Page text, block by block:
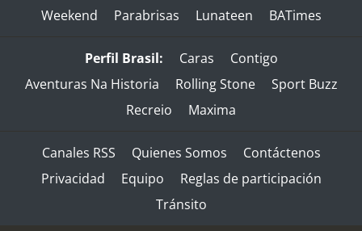
Weekend
Parabrisas Lunateen BATimes
Perfil Brasil: Caras
Contigo
Aventuras Na Historia
Rolling Stone
Sport Buzz
Recreio
Maxima
Canales RSS Quienes Somos
Contáctenos
Privacidad
Equipo
Reglas de participación
Tránsito